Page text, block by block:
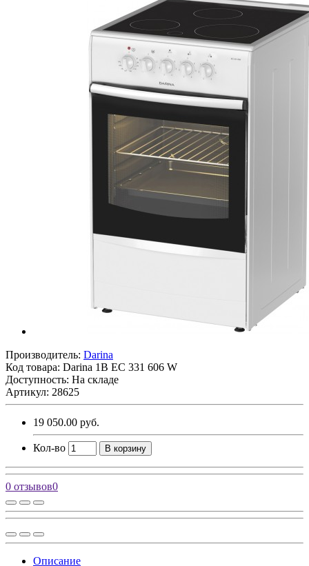
Производитель: Darina
Код товара: Darina 1B EC 331 606 W
Доступность: На складе
Артикул: 28625
19 050.00 руб.
Кол-во В корзину
0 отзывов0
Описание